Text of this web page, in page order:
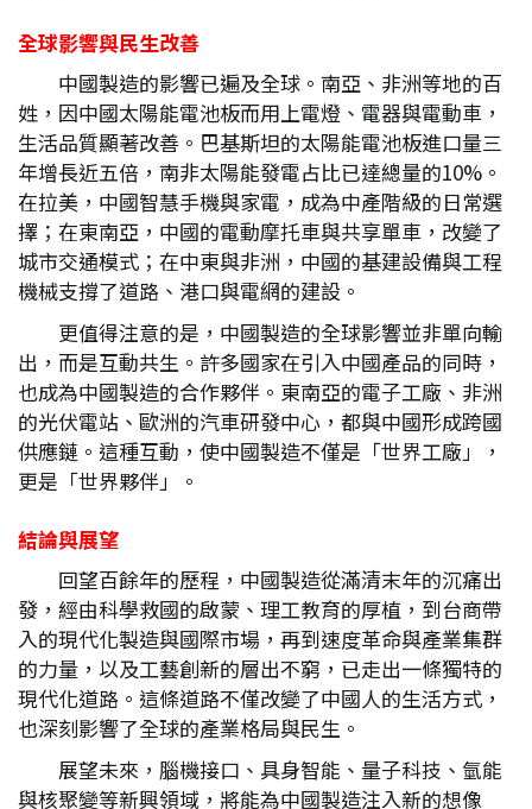
全球影響與民生改善
中國製造的影響已遍及全球。南亞、非洲等地的百
姓，因中國太陽能電池板而用上電燈、電器與電動車，
生活品質顯著改善。巴基斯坦的太陽能電池板進口量三
年增長近五倍，南非太陽能發電占比已達總量的10%。
在拉美，中國智慧手機與家電，成為中產階級的日常選
擇；在東南亞，中國的電動摩托車與共享單車，改變了
城市交通模式；在中東與非洲，中國的基建設備與工程
機械支撐了道路、港口與電網的建設。
更值得注意的是，中國製造的全球影響並非單向輸
出，而是互動共生。許多國家在引入中國產品的同時，
也成為中國製造的合作夥伴。東南亞的電子工廠、非洲
的光伏電站、歐洲的汽車研發中心，都與中國形成跨國
供應鏈。這種互動，使中國製造不僅是「世界工廠」，
更是「世界夥伴」。
結論與展望
回望百餘年的歷程，中國製造從滿清末年的沉痛出
發，經由科學救國的啟蒙、理工教育的厚植，到台商帶
入的現代化製造與國際市場，再到速度革命與產業集群
的力量，以及工藝創新的層出不窮，已走出一條獨特的
現代化道路。這條道路不僅改變了中國人的生活方式，
也深刻影響了全球的產業格局與民生。
展望未來，腦機接口、具身智能、量子科技、氫能
與核聚變等新興領域，將能為中國製造注入新的想像